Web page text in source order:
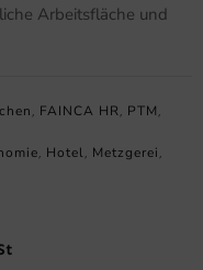
Arbeitsfläche und
, FAINCA HR , PTM ,
, Hotel , Metzgerei ,